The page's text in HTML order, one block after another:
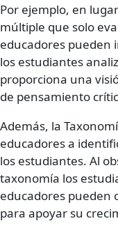
Por ejemplo, en
múltiple que solo
educadores pueden
los estudiantes
proporciona una
de pensamiento
Además, la
educadores a
los estudiantes. Al
taxonomía los
educadores pueden
para apoyar su